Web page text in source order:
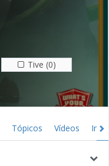
Tive (0)
Tópicos Vídeos